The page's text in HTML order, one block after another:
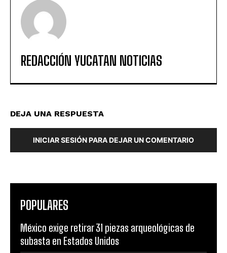
REDACCIÓN YUCATAN NOTICIAS
DEJA UNA RESPUESTA
INICIAR SESIÓN PARA DEJAR UN COMENTARIO
POPULARES
México exige retirar 31 piezas arqueológicas de
subasta en Estados Unidos